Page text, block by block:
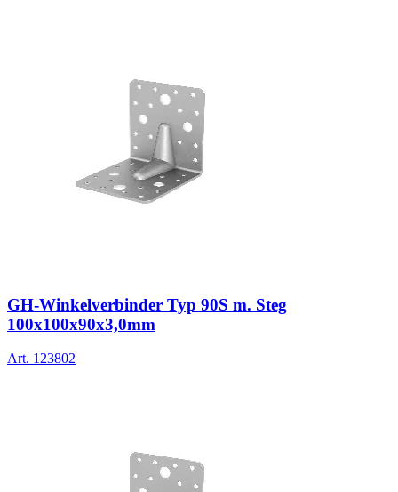
GH-Winkelverbinder Typ 90S m. Steg
100x100x90x3,0mm
Art. 123802